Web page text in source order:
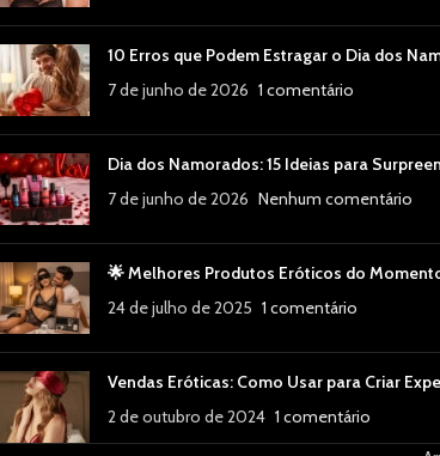
10 Erros que Podem Estragar o Dia dos
7 de junho de 2026 1 comentário
Dia dos Namorados: 15 Ideias para
7 de junho de 2026 Nenhum comentário
🌟 Melhores Produtos Eróticos do
24 de julho de 2025 1 comentário
Vendas Eróticas: Como Usar para Criar
2 de outubro de 2024 1 comentário